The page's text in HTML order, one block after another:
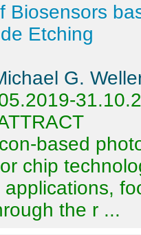
Biosensors
Etching
G.
based
chip
applications,
the r ...